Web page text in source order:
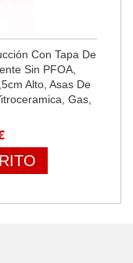
Con Tapa De
Sin PFOA,
Alto, Asas De
Gas,